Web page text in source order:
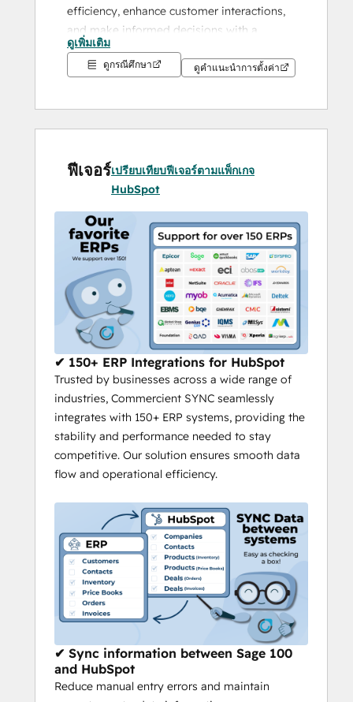
efficiency, enhance customer interactions,
and make informed decisions with a
unified view of their data.
✅ Seamless HubSpot & Sage 100
synced.
Eliminate Manual Data Entry
errors and free up time for more strategic
tasks.
✅ Enhance Sales & Marketing Efforts –
Empower teams with complete, accurate
customer data.
✅ Improve Forecasting & Decision-
Making – Gain a comprehensive view of
customer interactions and financial details.
✅ Automate Workflows – Streamline
business operations by ensuring HubSpot
and Sage 100 stay aligned.
Secure & Scalable
– Built for businesses
of all sizes to maintain data integrity and
efficiency.
SYNC for Sage 100 and HubSpot
your data flows smoothly, allowing your
team to focus on growing your business
instead of managing data.
If you're interested in seeing how our
Sage and HubSpot integration stands
out, check out this video
seamless ERP data
integration firsthand by trying out our
demo today!
ดูเพิ่มเติม
ดูกรณีศึกษา ดูคำแนะนำการตั้งค่า
ฟีเจอร์เปรียบเทียบฟีเจอร์ตามแพ็กเกจ
HubSpot
✔ 150+ ERP Integrations for HubSpot
Trusted by businesses across a wide range of
industries, Commercient SYNC seamlessly
integrates with 150+ ERP systems, providing the
stability and performance needed to stay
competitive. Our solution ensures smooth data
flow and operational efficiency.
✔ Sync information between Sage 100
and HubSpot
Reduce manual entry errors and maintain